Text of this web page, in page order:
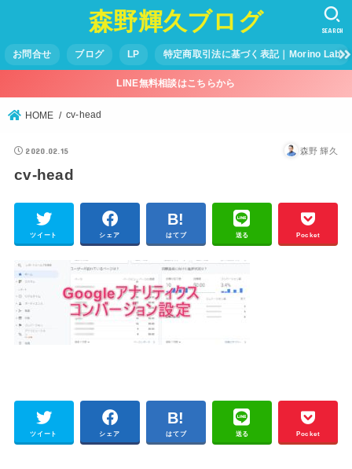
森野輝久ブログ
お問合せ ブログ LP 特定商取引法に基づく表記｜Morino Lab
SEARCH
LINE無料相談はこちらから
HOME cv-head
2020.02.15 森野 輝久
cv-head
ツイート シェア はてブ 送る Pocket
ツイート シェア はてブ 送る Pocket